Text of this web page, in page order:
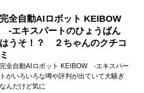
完全自動AIロボット KEIBOW
-エキスパートのひょうばん
はうそ！？ ２ちゃんのクチコ
ミ
完全自動AIロボット KEIBOW -エキスパー
トがいろいろな噂や評判が出ていて大騒ぎ
なんだけど気に